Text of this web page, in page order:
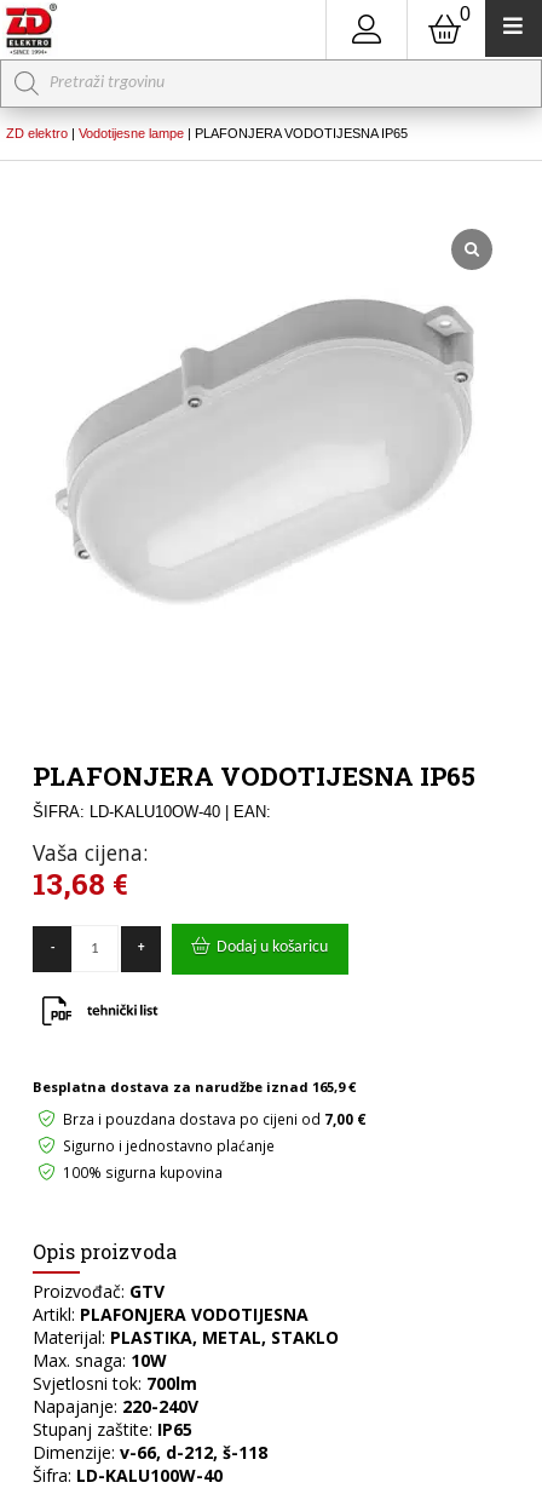
0
Products
search
ZD elektro | Vodotijesne lampe | PLAFONJERA VODOTIJESNA IP65
PLAFONJERA VODOTIJESNA IP65
ŠIFRA: LD-KALU10OW-40| EAN:
Vaša cijena:
13,68 €
-
VODOTIJESNA
IP65
+ Dodaj u košaricu
Besplatna dostava za narudžbe iznad 165,9 €
Brza i pouzdana dostava po cijeni od 7,00 €
Sigurno i jednostavno plaćanje
100% sigurna kupovina
Opis proizvoda
Proizvođač: GTV
Artikl: PLAFONJERA VODOTIJESNA
Materijal: PLASTIKA, METAL, STAKLO
Max. snaga: 10W
Svjetlosni tok: 700lm
Napajanje: 220-240V
Stupanj zaštite: IP65
Dimenzije: v-66, d-212, š-118
Šifra: LD-KALU100W-40